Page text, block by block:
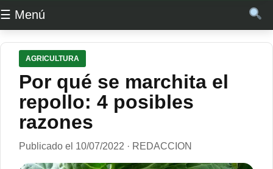
☰ Menú
AGRICULTURA
Por qué se marchita el
repollo: 4 posibles
razones
Publicado el 10/07/2022 · REDACCION